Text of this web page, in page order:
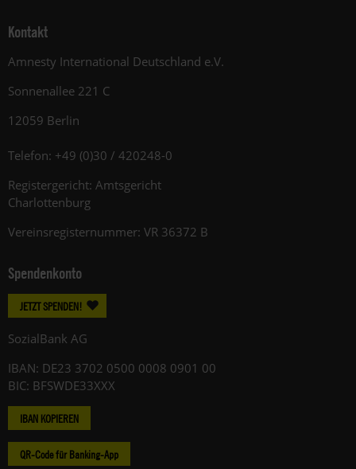
Kontakt
Amnesty International Deutschland e.V.
Sonnenallee 221 C
12059 Berlin
Telefon: +49 (0)30 / 420248-0
Registergericht: Amtsgericht
Charlottenburg
Vereinsregisternummer: VR 36372 B
Spendenkonto
JETZT SPENDEN!
SozialBank AG
IBAN: DE23 3702 0500 0008 0901 00
BIC: BFSWDE33XXX
IBAN KOPIEREN
QR-Code für Banking-App